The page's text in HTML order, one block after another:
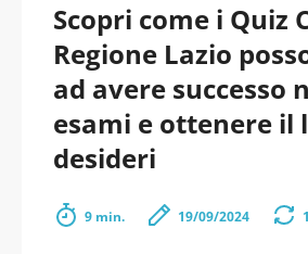
Scopri come i Quiz
Regione Lazio
ad avere successo
esami e ottenere il
desideri
9 min. 19/09/2024